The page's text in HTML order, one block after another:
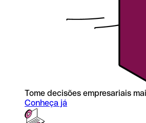
Tome decisões empresariais
Conheça já